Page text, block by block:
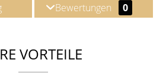
Bewertungen 0
VORTEILE